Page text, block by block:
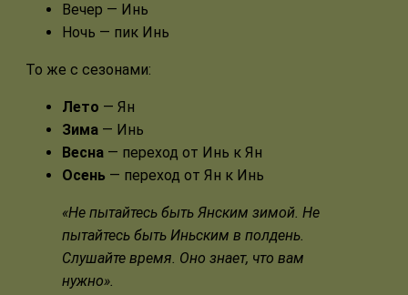
Вечер — Инь
Ночь — пик Инь
То же с сезонами:
Лето — Ян
Зима — Инь
Весна — переход от Инь к Ян
Осень — переход от Ян к Инь
«Не пытайтесь быть Янским зимой. Не
пытайтесь быть Иньским в полдень.
Слушайте время. Оно знает, что вам
нужно».